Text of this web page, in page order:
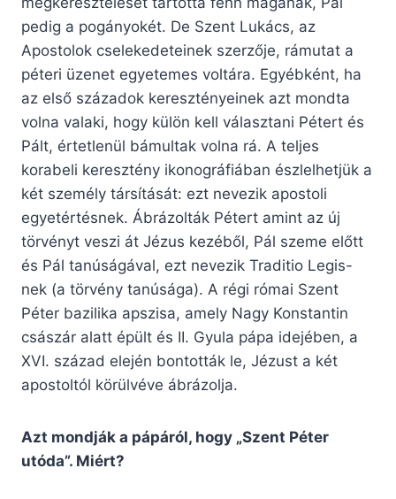
pedig a pogányokét. De Szent Lukács, az
Apostolok cselekedeteinek szerzője, rámutat a
péteri üzenet egyetemes voltára. Egyébként, ha
az első századok keresztényeinek azt mondta
volna valaki, hogy külön kell választani Pétert és
Pált, értetlenül bámultak volna rá. A teljes
korabeli keresztény ikonográfiában észlelhetjük a
két személy társítását: ezt nevezik apostoli
egyetértésnek. Ábrázolták Pétert amint az új
törvényt veszi át Jézus kezéből, Pál szeme előtt
és Pál tanúságával, ezt nevezik Traditio Legis-
nek (a törvény tanúsága). A régi római Szent
Péter bazilika apszisa, amely Nagy Konstantin
császár alatt épült és II. Gyula pápa idejében, a
XVI. század elején bontották le, Jézust a két
apostoltól körülvéve ábrázolja.
Azt mondják a pápáról, hogy „Szent Péter
utóda”. Miért?